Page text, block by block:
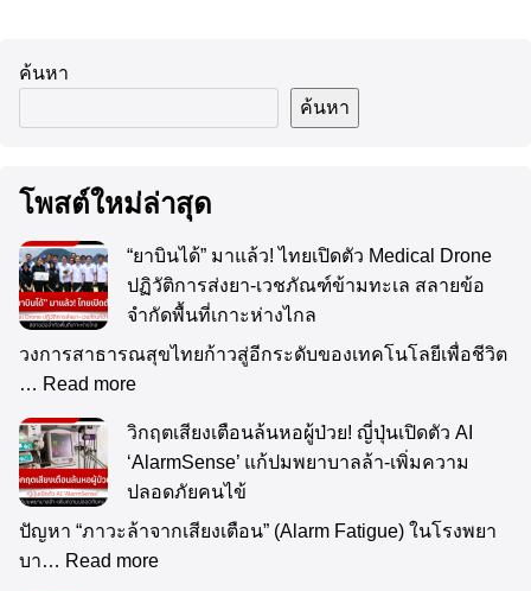
ค้นหา
ค้นหา
โพสต์ใหม่ล่าสุด
“ยาบินได้” มาแล้ว! ไทยเปิดตัว Medical Drone
ปฏิวัติการส่งยา-เวชภัณฑ์ข้ามทะเล สลายข้อ
จำกัดพื้นที่เกาะห่างไกล
วงการสาธารณสุขไทยก้าวสู่อีกระดับของเทคโนโลยีเพื่อชีวิต
… Read more
วิกฤตเสียงเตือนล้นหอผู้ป่วย! ญี่ปุ่นเปิดตัว AI
‘AlarmSense’ แก้ปมพยาบาลล้า-เพิ่มความ
ปลอดภัยคนไข้
ปัญหา “ภาวะล้าจากเสียงเตือน” (Alarm Fatigue) ในโรงพยา
บา… Read more